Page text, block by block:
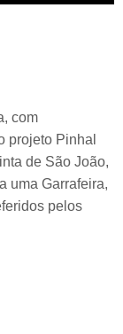
com
projeto Pinhal
de São João,
uma Garrafeira,
pelos